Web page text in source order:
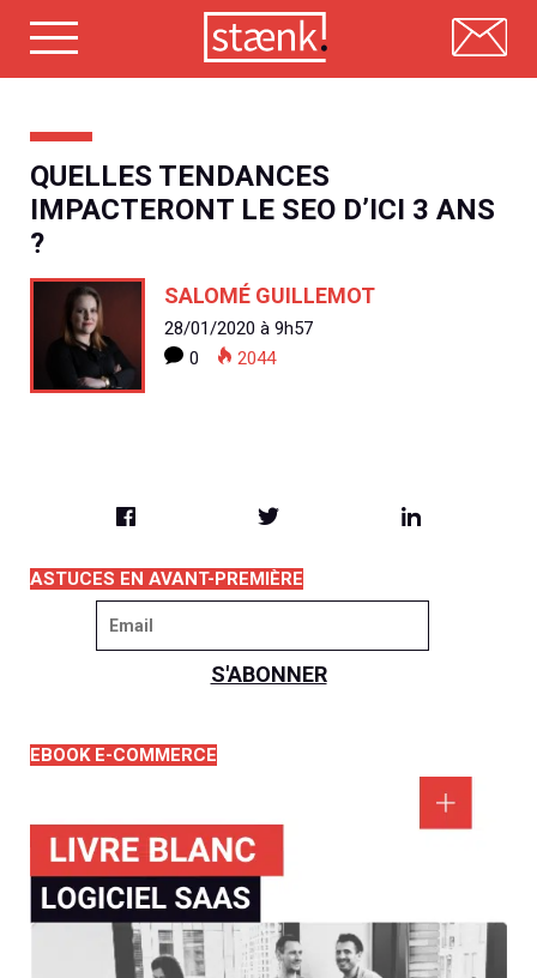
QUELLES TENDANCES
IMPACTERONT LE SEO D’ICI 3 ANS
?
SALOMÉ GUILLEMOT
28/01/2020 à 9h57
0
2044
ASTUCES EN AVANT-PREMIÈRE
EBOOK E-COMMERCE